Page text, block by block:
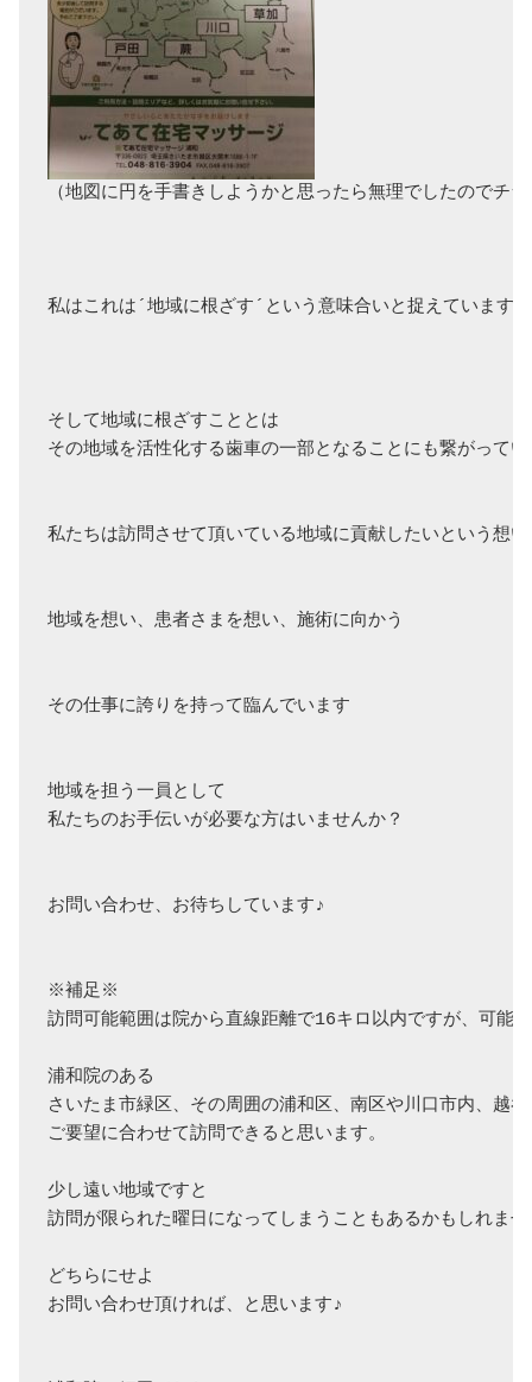
（地図に円を手書きしようかと思ったら無理でしたので
私はこれは´地域に根ざす´という意味合いと捉えています。
そして地域に根ざすこととは
その地域を活性化する歯車の一部となることにも繋がって
私たちは訪問させて頂いている地域に貢献したいという想
地域を想い、患者さまを想い、施術に向かう
その仕事に誇りを持って臨んでいます
地域を担う一員として
私たちのお手伝いが必要な方はいませんか？
お問い合わせ、お待ちしています♪
※補足※
訪問可能範囲は院から直線距離で16キロ以内ですが、可能
浦和院のある
さいたま市緑区、その周囲の浦和区、南区や川口市内、越
ご要望に合わせて訪問できると思います。
少し遠い地域ですと
訪問が限られた曜日になってしまうこともあるかもしれませ
どちらにせよ
お問い合わせ頂ければ、と思います♪